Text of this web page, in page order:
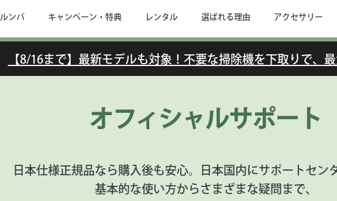
ルンバ キャンペーン・特典 レンタル 選ばれる理由 アクセサリー
【8/16まで】最新モデルも対象！不要な掃除機を下取りで、
オフィシャルサポート
日本仕様正規品なら購入後も安心。
日本国内にサポートセン
基本的な使い方からさまざまな疑問まで、